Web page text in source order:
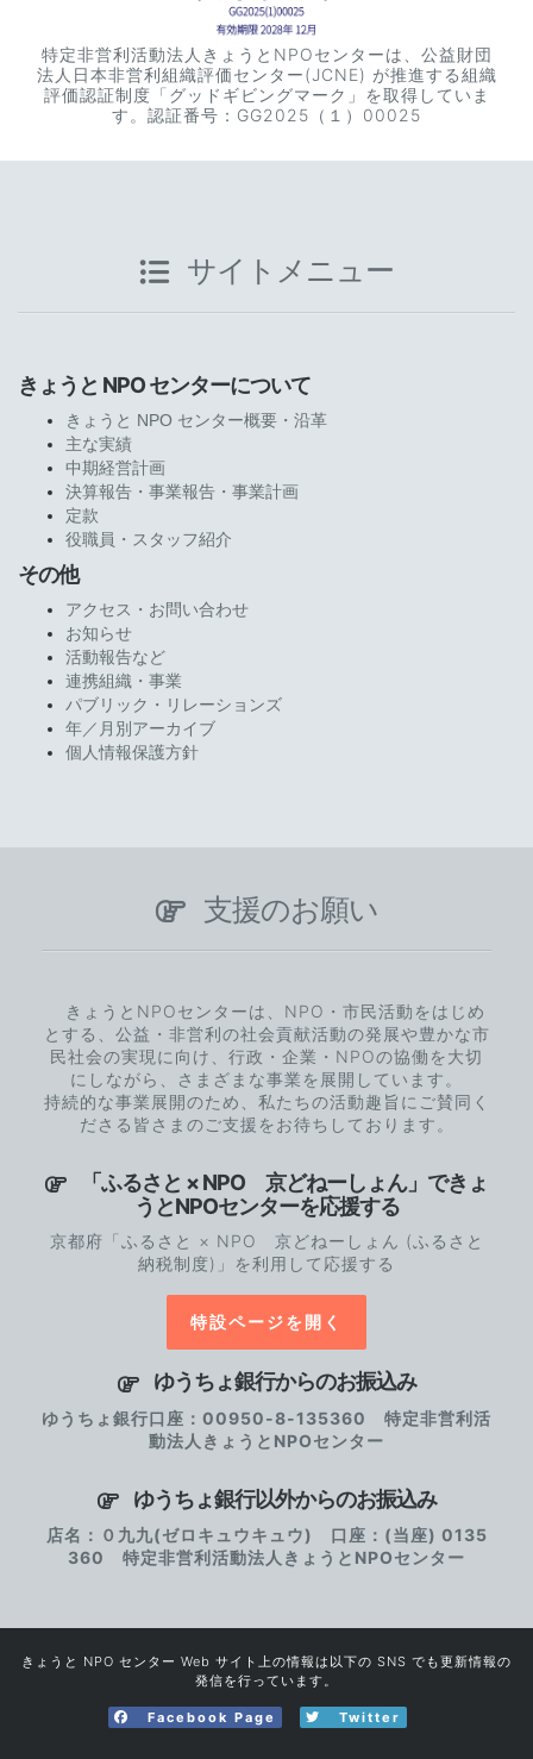
特定非営利活動法人きょうとNPOセンターは、公益財団
法人日本非営利組織評価センター(JCNE) が推進する組織
評価認証制度「グッドギビングマーク」を取得していま
す。認証番号：GG2025（１）00025
サイトメニュー
きょうと NPO センターについて
きょうと NPO センター概要・沿革
主な実績
中期経営計画
決算報告・事業報告・事業計画
定款
役職員・スタッフ紹介
その他
アクセス・お問い合わせ
お知らせ
活動報告など
連携組織・事業
パブリック・リレーションズ
年／月別アーカイブ
個人情報保護方針
支援のお願い
きょうとNPOセンターは、NPO・市民活動をはじめ
とする、公益・非営利の社会貢献活動の発展や豊かな市
民社会の実現に向け、行政・企業・NPOの協働を大切
にしながら、さまざまな事業を展開しています。
持続的な事業展開のため、私たちの活動趣旨にご賛同く
ださる皆さまのご支援をお待ちしております。
「ふるさと × NPO 京どねーしょん」できょ
うとNPOセンターを応援する
京都府「ふるさと × NPO 京どねーしょん (ふるさと
納税制度)」を利用して応援する
特設ページを開く
ゆうちょ銀行からのお振込み
ゆうちょ銀行口座：00950-8-135360 特定非営利活
動法人きょうとNPOセンター
ゆうちょ銀行以外からのお振込み
店名：０九九(ゼロキュウキュウ) 口座：(当座) 0135
360 特定非営利活動法人きょうとNPOセンター
きょうと NPO センター Web サイト上の情報は以下の SNS でも更新情報の
発信を行っています。
Facebook Page Twitter